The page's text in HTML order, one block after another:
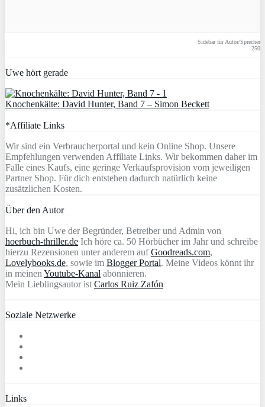
Sidebar für Autor/Sprecher
250
Uwe hört gerade
Knochenkälte: David Hunter, Band 7 – Simon Beckett
*Affiliate Links
Wir sind ein Verbraucherportal und kein Online Shop. Unsere
Empfehlungen verwenden Affiliate Links. Wir bekommen daher im
Falle eines Kaufs, eine geringe Verkaufsprovision vom jeweiligen
Partner Shop. Für dich entstehen dadurch natürlich keine
zusätzlichen Kosten.
Über den Autor
Hi, ich bin Uwe der Begründer, Betreiber und Admin von
hoerbuch-thriller.de Ich höre ca. 50 Hörbücher im Jahr und schreibe
hierzu Rezensionen unter anderem aufGoodreads.com,
Lovelybooks.de, sowie im Blogger Portal. Meine Videos könnt ihr
in meinen Youtube-Kanal abonnieren.
Mein Lieblingsautor ist Carlos Ruiz Zafón
Soziale Netzwerke
Links